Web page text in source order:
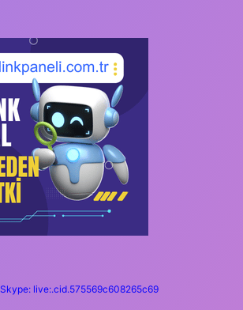
Skype: live:.cid.575569c608265c69